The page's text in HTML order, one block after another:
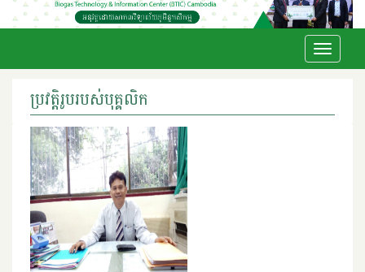
Toggle
ប្រវត្តិរូបរបស់បុគ្គលិក